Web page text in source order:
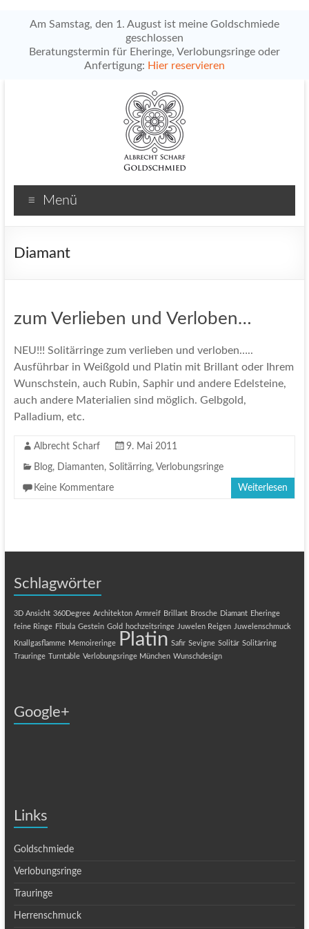
Am Samstag, den 1. August ist meine Goldschmiede
geschlossen
Beratungstermin für Eheringe, Verlobungsringe oder
Anfertigung: Hier reservieren
Albrecht
Scharf
Menü
Diamant
zum Verlieben und Verloben…
NEU!!! Solitärringe zum verlieben und verloben…..
Ausführbar in Weißgold und Platin mit Brillant oder Ihrem
Wunschstein, auch Rubin, Saphir und andere Edelsteine,
auch andere Materialien sind möglich. Gelbgold,
Palladium, etc.
Albrecht Scharf 9. Mai 2011
Blog, Diamanten, Solitärring, Verlobungsringe
Keine Kommentare Weiterlesen
Schlagwörter
3D Ansicht 360Degree Architekton Armreif Brillant Brosche Diamant Eheringe
feine Ringe Fibula Gestein Gold hochzeitsringe Juwelen Reigen Juwelenschmuck
Knallgasflamme Memoireringe Platin Safir Sevigne Solitär Solitärring
Trauringe Turntable Verlobungsringe München Wunschdesign
Google+
Links
Goldschmiede
Verlobungsringe
Trauringe
Herrenschmuck